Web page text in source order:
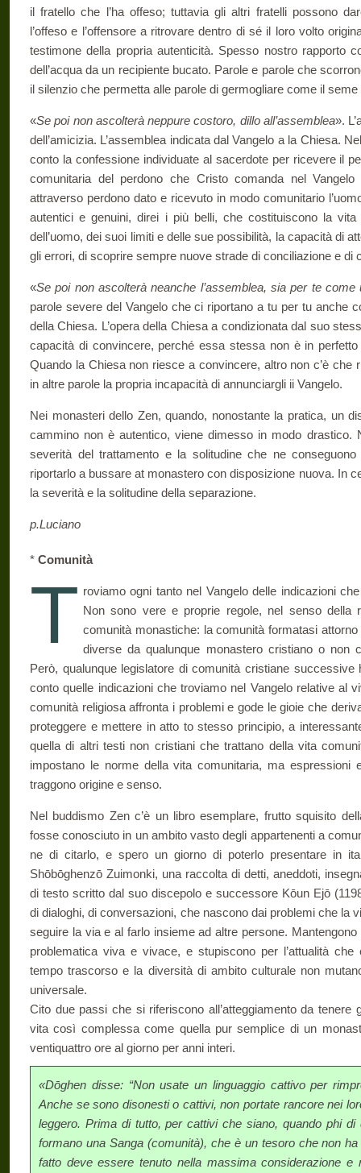
il fratello che l’ha offeso; tuttavia gli al­tri fratelli possono
l’offeso e l’offensore a ritrovare dentro di sé il loro volto
testimone della propria autenticità. Spesso nostro rapporto
dell’acqua da un recipiente bucato. Parole e parole che
il silenzio che permetta alle parole di germogliare co­me il seme
«Se poi non ascolterà neppure costoro, dillo all’assemblea».
dell’amicizia. L’assemblea indica­ta dal Vangelo a la Chiesa.
conto la confessione individuate al sacerdote per ricevere il
comunitaria del perdono che Cristo comanda nel
attraverso perdono dato e ricevuto in modo comunitario
autentici e genuini, direi i più belli, che costi­tuiscono la
dell’uomo, dei suoi limiti e delle sue possibilità, la capacità di
gli errori, di scoprire sempre nuove strade di con­ciliazione e di
«Se poi non ascolterà neanche l’assemblea, sia per te
parole severe del Vangelo che ci ripor­tano a tu per tu anche
della Chiesa. L’opera della Chiesa a condizionata dal suo
capacità di convincere, perché essa stessa non è in
Quando la Chie­sa non riesce a convincere, altro non c’è che
in altre parole la propria incapacità di annunciargli ii Vangelo.
Nei monasteri dello Zen, quando, nonostante la pratica, un
cammino non è autentico, viene dimesso in modo drastico.
severità del trattamento e la solitudine che ne
riportarlo a bussare at monastero con disposizione nuova. In
la severità e la solitudine della separazione.
p.Luciano
* Comunità
T roviamo ogni tanto nel Vangelo delle indicazioni
Non sono vere e proprie regole, nel sen­so della
comunità monastiche: la comunità formatasi
diver­se da qualunque monastero cristiano o non
Però, qualunque legislatore di comunità cristiane suc­cessive
conto quelle indicazioni che troviamo nel Vangelo relative al
comunità religiosa affronta i problemi e gode le gioie che
proteggere e mettere in atto to stesso principio, a
quella di altri testi non cristiani che trattano della vita
impostano le norme della vita comuni­taria, ma espressioni
traggono origine e senso.
Nel buddismo Zen c’è un libro esemplare, frutto squisito
fosse conosciuto in un ambito vasto degli appartenenti a
ne di citarlo, e spero un giorno di poterlo presentare in
Shōbōghenzō Zuimonki, una raccolta di detti, aneddoti,
di testo scritto dal suo discepolo e successore Kōun Ejō
di dialoghi, di conversazioni, che nascono dai problemi che la
seguire la via e al farlo insieme ad altre persone.
problematica viva e vivace, e stupiscono per l’attualità
tempo trascorso e la diversità di ambito culturale non
universale.
Cito due passi che si riferiscono all’atteggiamento da tenere
vita così complessa come quella pur semplice di un
ventiquattro ore al giorno per anni interi.
«Dōghen disse: “Non usate un linguaggio cattivo per
Anche se sono disonesti o cattivi, non por­tate rancore nei
leggero. Pri­ma di tutto, per cattivi che siano, quando phi
formano una Sanga (comunità), che è un tesoro che non
fatto deve essere tenuto nella massima considerazione